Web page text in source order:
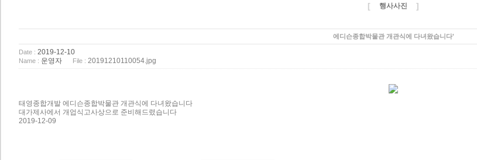
[ 행사사진 ]
에디슨종합박물관 개관식에 다녀왔습니다'
Date : 2019-12-10
Name : 운영자 File : 20191210110054.jpg
태영종합개발 에디슨종합박물관 개관식에 다녀왔습니다
대가제사에서 개업식고사상으로 준비해드렸습니다
2019-12-09